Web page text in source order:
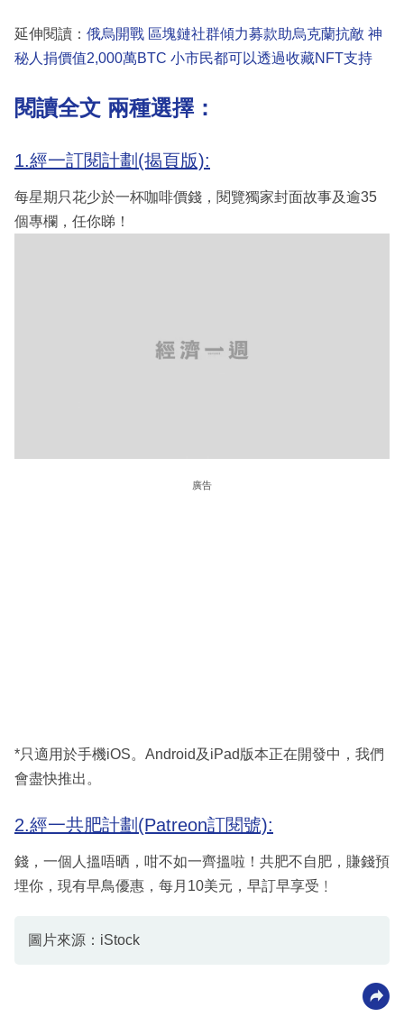
延伸閱讀： 俄烏開戰 區塊鏈社群傾力募款助烏克蘭抗敵 神
秘人捐價值2,000萬BTC 小市民都可以透過收藏NFT支持
閱讀全文 兩種選擇：
1.經一訂閱計劃(揭頁版):
每星期只花少於一杯咖啡價錢，閱覽獨家封面故事及逾35
個專欄，任你睇！
廣告
*只適用於手機iOS。Android及iPad版本正在開發中，我們
會盡快推出。
2.經一共肥計劃(Patreon訂閱號):
錢，一個人搵唔晒，咁不如一齊搵啦！共肥不自肥，賺錢預
埋你，現有早鳥優惠，每月10美元，早訂早享受﹗
圖片來源：iStock